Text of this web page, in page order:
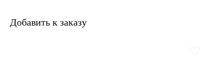
Добавить к заказу